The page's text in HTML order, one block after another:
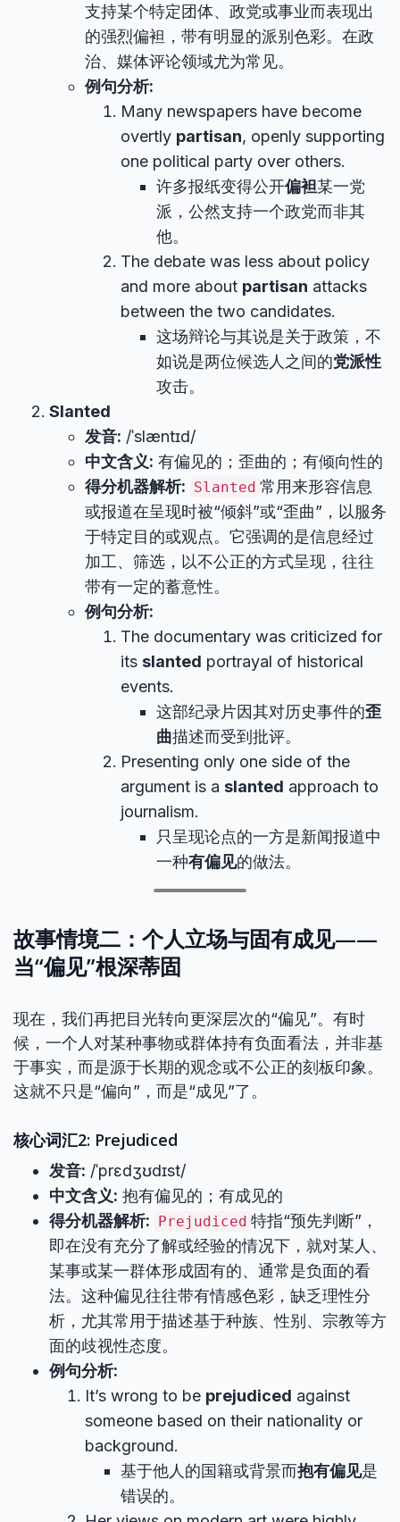
支持某个特定团体、政党或事业而表现出
的强烈偏袒，带有明显的派别色彩。在政
治、媒体评论领域尤为常见。
例句分析:
Many newspapers have become
overtly partisan, openly supporting
one political party over others.
许多报纸变得公开偏袒某一党
派，公然支持一个政党而非其
他。
The debate was less about policy
and more about partisan attacks
between the two candidates.
这场辩论与其说是关于政策，不
如说是两位候选人之间的党派性
攻击。
Slanted
发音: /ˈslæntɪd/
中文含义: 有偏见的；歪曲的；有倾向性的
得分机器解析: Slanted 常用来形容信息
或报道在呈现时被“倾斜”或“歪曲”，以服务
于特定目的或观点。它强调的是信息经过
加工、筛选，以不公正的方式呈现，往往
带有一定的蓄意性。
例句分析:
The documentary was criticized for
its slanted portrayal of historical
events.
这部纪录片因其对历史事件的歪
曲描述而受到批评。
Presenting only one side of the
argument is a slanted approach to
journalism.
只呈现论点的一方是新闻报道中
一种有偏见的做法。
故事情境二：个人立场与固有成见——
当“偏见”根深蒂固
现在，我们再把目光转向更深层次的“偏见”。有时
候，一个人对某种事物或群体持有负面看法，并非基
于事实，而是源于长期的观念或不公正的刻板印象。
这就不只是“偏向”，而是“成见”了。
核心词汇2: Prejudiced
发音: /ˈprɛdʒʊdɪst/
中文含义: 抱有偏见的；有成见的
得分机器解析: Prejudiced 特指“预先判断”，
即在没有充分了解或经验的情况下，就对某人、
某事或某一群体形成固有的、通常是负面的看
法。这种偏见往往带有情感色彩，缺乏理性分
析，尤其常用于描述基于种族、性别、宗教等方
面的歧视性态度。
例句分析:
It’s wrong to be prejudiced against
someone based on their nationality or
background.
基于他人的国籍或背景而抱有偏见是
错误的。